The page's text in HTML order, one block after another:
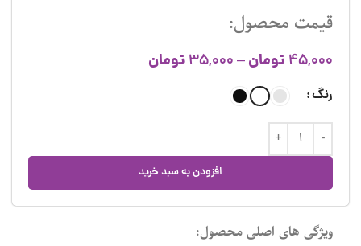
قیمت محصول:
45,000 تومان–
35,000 تومان
رنگ
افزودن به سبد خرید
ویژگی های اصلی محصول: